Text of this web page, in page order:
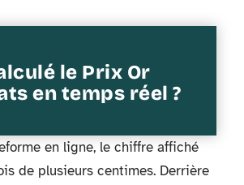
le Prix Or
en temps réel ?
en ligne, le chiffre affiché
de plusieurs centimes. Derrière